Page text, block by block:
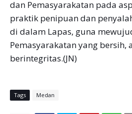
dan Pemasyarakatan pada
praktik penipuan dan
di dalam Lapas, guna
Pemasyarakatan yang bersih,
berintegritas.(JN)
Tags Medan